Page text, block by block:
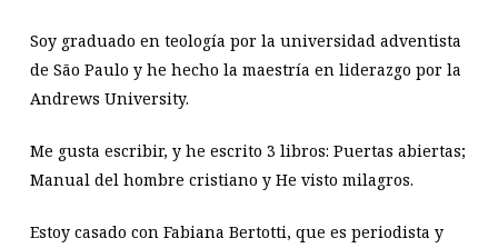
Soy graduado en teología por la universidad adventista
de São Paulo y he hecho la maestría en liderazgo por la
Andrews University.
Me gusta escribir, y he escrito 3 libros: Puertas abiertas;
Manual del hombre cristiano y He visto milagros.
Estoy casado con Fabiana Bertotti, que es periodista y